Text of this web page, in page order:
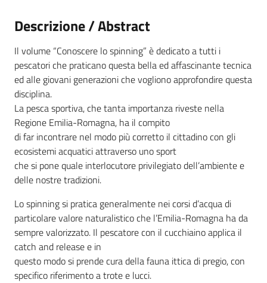
Descrizione / Abstract
Il volume “Conoscere lo spinning” è dedicato a tutti i
pescatori che praticano questa bella ed affascinante tecnica
ed alle giovani generazioni che vogliono approfondire questa
disciplina.
La pesca sportiva, che tanta importanza riveste nella
Regione Emilia-Romagna, ha il compito
di far incontrare nel modo più corretto il cittadino con gli
ecosistemi acquatici attraverso uno sport
che si pone quale interlocutore privilegiato dell’ambiente e
delle nostre tradizioni.
Lo spinning si pratica generalmente nei corsi d’acqua di
particolare valore naturalistico che l’Emilia-Romagna ha da
sempre valorizzato. Il pescatore con il cucchiaino applica il
catch and release e in
questo modo si prende cura della fauna ittica di pregio, con
specifico riferimento a trote e lucci.